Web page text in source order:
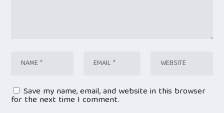
Save my name, email, and website in this browser
for the next time I comment.